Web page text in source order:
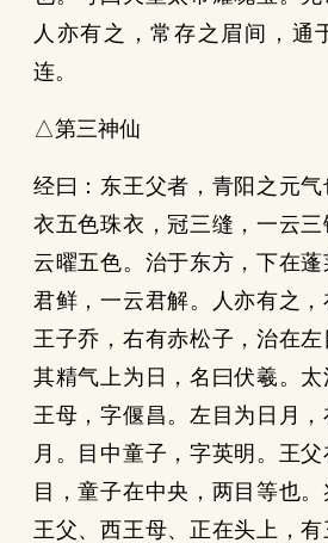
人亦有之，常存之眉间，通
连。
△第三神仙
经曰：东王父者，青阳之元气
衣五色珠衣，冠三缝，一云
云曜五色。治于东方，下在
君鲜，一云君解。人亦有之
王子乔，右有赤松子，治在左
其精气上为日，名曰伏羲。
王母，字偃昌。左目为日月
月。目中童子，字英明。王
目，童子在中央，两目等也
王父、西王母、正在头上，有